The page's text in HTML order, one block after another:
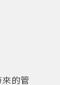
的管